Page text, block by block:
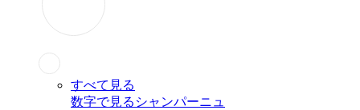
すべて見る
数字で見るシャンパーニュ